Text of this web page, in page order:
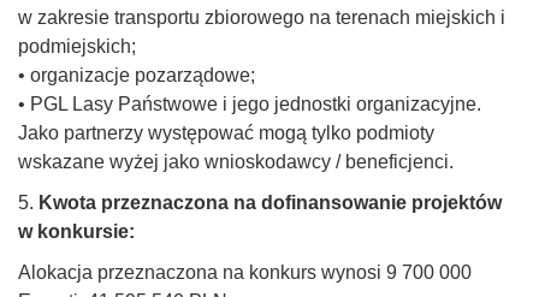
w zakresie transportu zbiorowego na terenach miejskich i
podmiejskich;
• organizacje pozarządowe;
• PGL Lasy Państwowe i jego jednostki organizacyjne.
Jako partnerzy występować mogą tylko podmioty
wskazane wyżej jako wnioskodawcy / beneficjenci.
5. Kwota przeznaczona na dofinansowanie projektów
w konkursie:
Alokacja przeznaczona na konkurs wynosi 9 700 000